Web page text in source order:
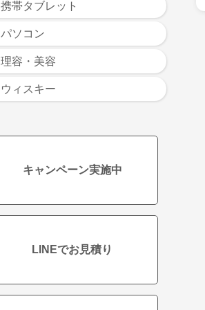
携帯タブレット
パソコン
理容・美容
ウィスキー
キャンペーン実施中
LINEでお見積り